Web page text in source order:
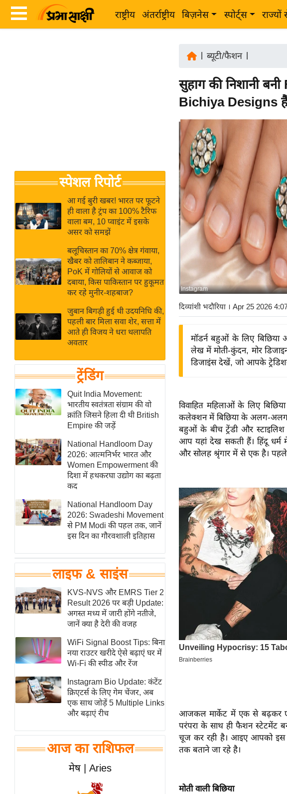
राष्ट्रीय अंतर्राष्ट्रीय बिज़नेस स्पोर्ट्स राज्यों
Breaking
News in
Hindi
Hindi
Hindi
Videos
जगत
राय
बजट
क्रिकेट
IPL
2026
ई-पेपर
मिसाल बेमिसाल
शख्सियत
यंग इंडिया
साहित्य जगत
ऑटो वर्ल्ड
न्यूज ब्रीफ
मनोरंजन जगत
बॉलीवुड
हॉलीवुड
फिल्म समीक्षा
Breaking
News
लाइफस्टाइल
टेक्नॉलॉजी
घरेलू नुस्खे
पर्यटन स्थल
फिटनेस मंत्रा
रिलेशनशिप
राजनीति
विश्लेषण
समसामयिक
मातृभूमि
स्तंभ
एम.
चाय पर
समीक्षा
स्पेशल रिपोर्ट
आ गई बुरी खबर! भारत पर फूटने
ही वाला है ट्रंप का 100% टैरिफ
वाला बम, 10 प्वाइंट में इसके
असर को समझें
बलूचिस्तान का 70% क्षेत्र गंवाया,
खैबर को तालिबान ने कब्जाया,
PoK में गोलियों से आवाज को
दबाया, किस पाकिस्तान पर हुकूमत
कर रहे मुनीर-शहबाज?
जुबान बिगड़ी हुई थी उदयनिधि की,
पहली बार मिला सवा शेर, सत्ता में
आते ही विजय ने धरा थलापति
अवतार
ट्रेंडिंग
Quit India Movement:
भारतीय स्वतंत्रता संग्राम की वो
क्रांति जिसने हिला दी थी British
Empire की जड़ें
National Handloom Day
2026: आत्मनिर्भर भारत और
Women Empowerment की
दिशा में हथकरघा उद्योग का बढ़ता
कद
National Handloom Day
2026: Swadeshi Movement
से PM Modi की पहल तक, जानें
इस दिन का गौरवशाली इतिहास
लाइफ & साइंस
KVS-NVS और EMRS Tier 2
Result 2026 पर बड़ी Update:
अगस्त मध्य में जारी होंगे नतीजे,
जानें क्या है देरी की वजह
WiFi Signal Boost Tips: बिना
नया राउटर खरीदे ऐसे बढ़ाएं घर में
Wi-Fi की स्पीड और रेंज
Instagram Bio Update: कंटेंट
क्रिएटर्स के लिए गेम चेंजर, अब
एक साथ जोड़ें 5 Multiple Links
और बढ़ाएं रीच
आज का राशिफल
मेष | Aries
ब्यूटी/फैशन|
सुहाग की निशानी
Bichiya Designs
Instagram
दिव्यांशी भदौरिया । Apr 25 2026
मॉडर्न बहुओं के लिए बिछिया
लेख में मोती-कुंदन, मोर
डिजाइंस देखें, जो आपके
विवाहित महिलाओं के लिए
कलेक्शन में बिछिया के अलग-अलग
बहुओं के बीच ट्रेंडी और
आप यहां देख सकती हैं। हिंदू धर्म में
और सोलह श्रृंगार में से एक है। पहले
आजकल मार्केट में एक से बढ़कर
परंपरा के साथ ही फैशन स्टेटमेंट
चूज कर रही है। आइए आपको इस
तक बताने जा रहे है।
मोती वाली बिछिया